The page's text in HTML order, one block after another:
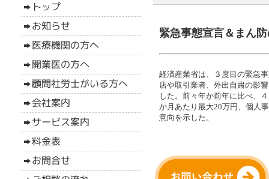
緊急事態宣言＆まん
経済産業省は、３度目の緊急
店や取引業者、外出自粛の影
した。前々年か前年に比べ、
か月あたり最大20万円、個人
意向を示した。